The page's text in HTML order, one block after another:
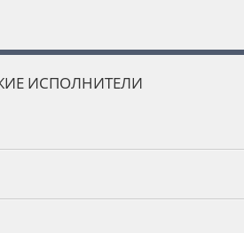
ИСПОЛНИТЕЛИ